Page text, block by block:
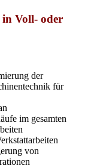
Voll- oder
der
für
im gesamten
von